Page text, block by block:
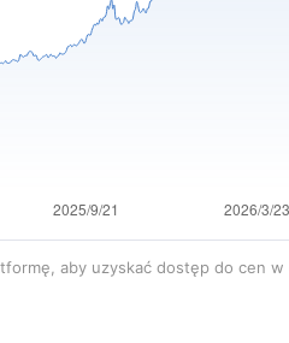
aby uzyskać dostęp do cen